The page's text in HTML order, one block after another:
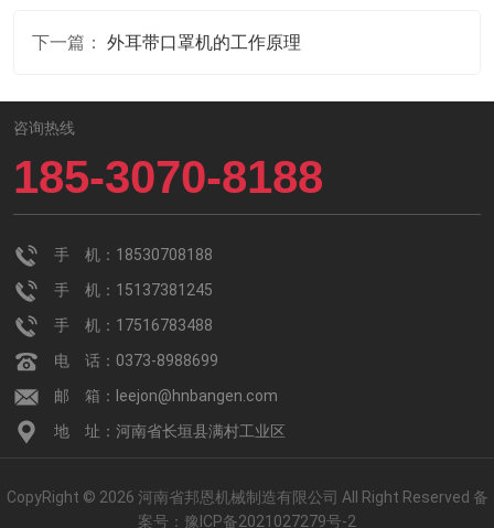
下一篇： 外耳带口罩机的工作原理
咨询热线
185-3070-8188
手 机：18530708188
手 机：15137381245
手 机：17516783488
电 话：0373-8988699
邮 箱：leejon@hnbangen.com
地 址：河南省长垣县满村工业区
CopyRight © 2026 河南省邦恩机械制造有限公司 All Right Reserved 备
案号： 豫ICP备2021027279号-2